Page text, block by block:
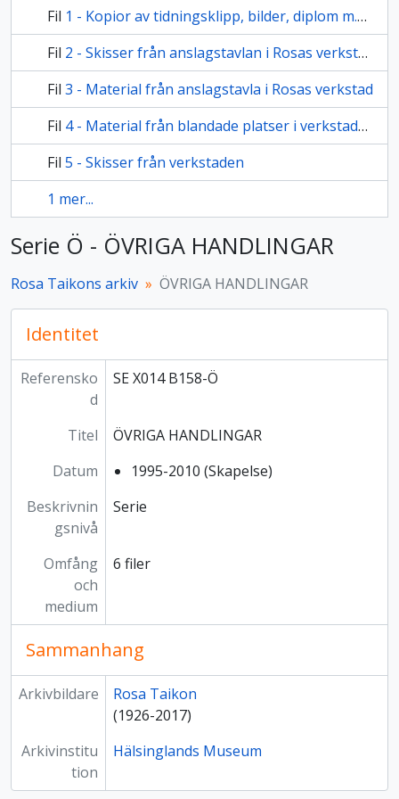
Fil 1 - Kopior av tidningsklipp, bilder, diplom m.m. från Rosas samlade pärmar
Fil 2 - Skisser från anslagstavlan i Rosas verkstad
Fil 3 - Material från anslagstavla i Rosas verkstad
Fil 4 - Material från blandade platser i verkstaden
Fil 5 - Skisser från verkstaden
1 mer...
Serie Ö - ÖVRIGA HANDLINGAR
Rosa Taikons arkiv ÖVRIGA HANDLINGAR
Identitet
Referensko
d
SE X014 B158-Ö
Titel
ÖVRIGA HANDLINGAR
Datum
1995-2010 (Skapelse)
Beskrivnin
gsnivå
Serie
Omfång
och
medium
6 filer
Sammanhang
Arkivbildare
Rosa Taikon
(1926-2017)
Arkivinstitu
tion
Hälsinglands Museum